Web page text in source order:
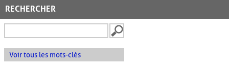
RECHERCHER
Voir tous les mots-clés